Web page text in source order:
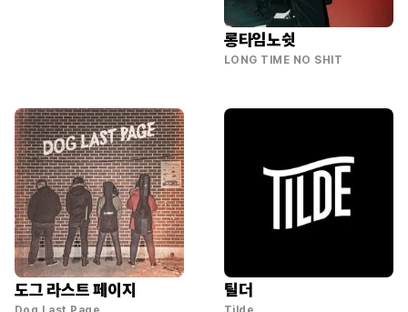
롱타임노쉿
LONG TIME NO SHIT
도그 라스트 페이지 틸더